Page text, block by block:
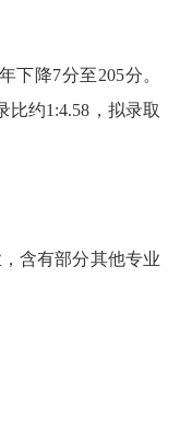
下降7分至205分。
比约1:4.58，拟录取
含有部分其他专业